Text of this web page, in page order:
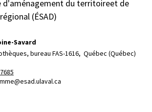
d'aménagement du territoireet de
(ÉSAD)
Savard
bureau FAS-1616, Québec (Québec)
LinkedIn
sur YouTube